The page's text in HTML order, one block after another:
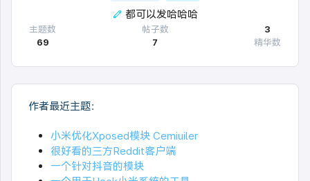
都可以发哈哈哈
主题数
69
帖子数
7
3
精华数
作者最近主题：
小米优化Xposed模块 Cemiuiler
很好看的三方Reddit客户端
一个针对抖音的模块